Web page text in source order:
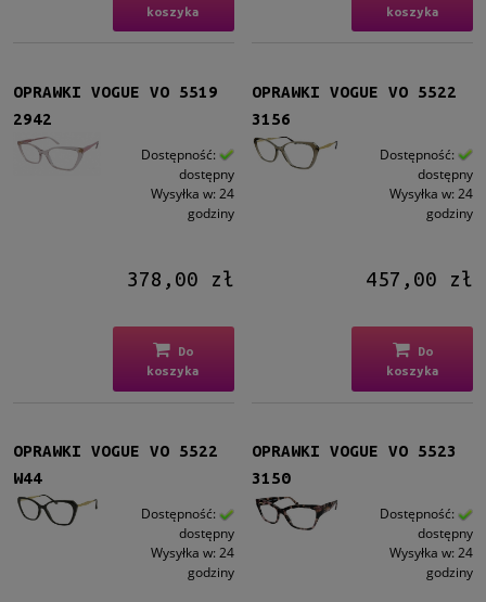
koszyka
koszyka
OPRAWKI VOGUE VO 5519
2942
Dostępność:
dostępny
Wysyłka w: 24
godziny
378,00 zł
Do
koszyka
OPRAWKI VOGUE VO 5522
3156
Dostępność:
dostępny
Wysyłka w: 24
godziny
457,00 zł
Do
koszyka
OPRAWKI VOGUE VO 5522
W44
Dostępność:
dostępny
Wysyłka w: 24
godziny
OPRAWKI VOGUE VO 5523
3150
Dostępność:
dostępny
Wysyłka w: 24
godziny